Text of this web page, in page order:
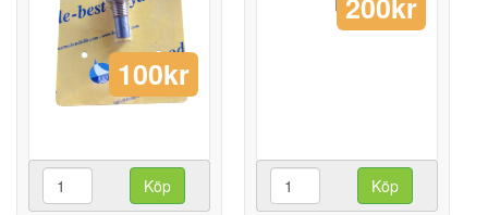
100kr
Köp Köp